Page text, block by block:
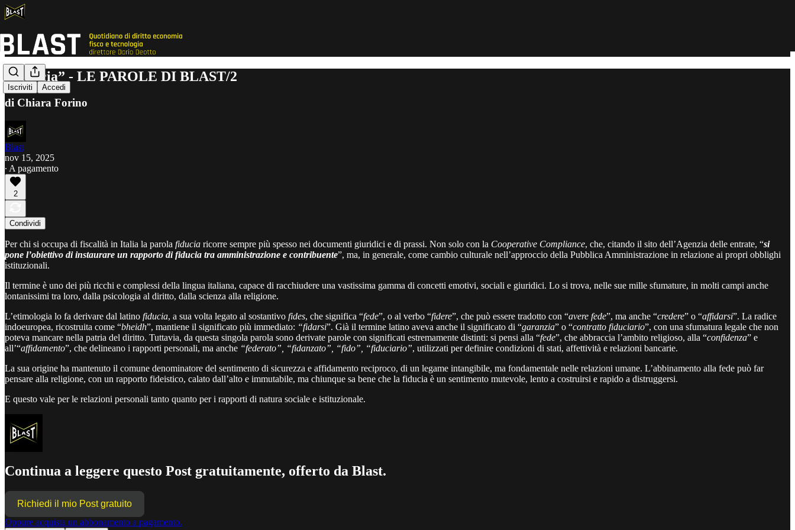
Iscriviti Accedi
“Fiducia” - LE PAROLE DI BLAST/2
di Chiara Forino
Blast
nov 15, 2025
∙ A pagamento
2
Condividi
Per chi si occupa di fiscalità in Italia la parola fiducia ricorre sempre più spesso nei documenti giuridici e di prassi. Non solo con la Cooperative Compliance, che, citando il sito dell’Agenzia delle entrate, “si
pone l’obiettivo di instaurare un rapporto di fiducia tra amministrazione e contribuente”, ma, in generale, come cambio culturale nell’approccio della Pubblica Amministrazione in relazione ai propri obblighi
istituzionali.
Il termine è uno dei più ricchi e complessi della lingua italiana, capace di racchiudere una vastissima gamma di concetti emotivi, sociali e giuridici. Lo si trova, nelle sue mille sfumature, in molti campi anche
lontanissimi tra loro, dalla psicologia al diritto, dalla scienza alla religione.
L’etimologia lo fa derivare dal latino fiducia, a sua volta legato al sostantivo fides, che significa “fede”, o al verbo “fidere”, che può essere tradotto con “avere fede”, ma anche “credere” o “affidarsi”. La radice
indoeuropea, ricostruita come “bheidh”, mantiene il significato più immediato: “fidarsi”. Già il termine latino aveva anche il significato di “garanzia” o “contratto fiduciario”, con una sfumatura legale che non
poteva mancare nella patria del diritto. Tuttavia, da questa singola parola sono derivate parole con significati estremamente distinti: si pensi alla “fede”, che abbraccia l’ambito religioso, alla “confidenza” e
all’“affidamento”, che delineano i rapporti personali, ma anche “federato”, “fidanzato”, “fido”, “fiduciario”, utilizzati per definire condizioni di stati, affettività e relazioni bancarie.
La sua origine ha mantenuto il comune denominatore del sentimento di sicurezza e affidamento reciproco, di un legame intangibile, ma fondamentale nelle relazioni umane. L’abbinamento alla fede può far
pensare alla religione, con un rapporto fideistico, calato dall’alto e immutabile, ma chiunque sa bene che la fiducia è un sentimento mutevole, lento a costruirsi e rapido a distruggersi.
E questo vale per le relazioni personali tanto quanto per i rapporti di natura sociale e istituzionale.
Continua a leggere questo Post gratuitamente, offerto da Blast.
Richiedi il mio Post gratuito
Oppure acquista un abbonamento a pagamento.